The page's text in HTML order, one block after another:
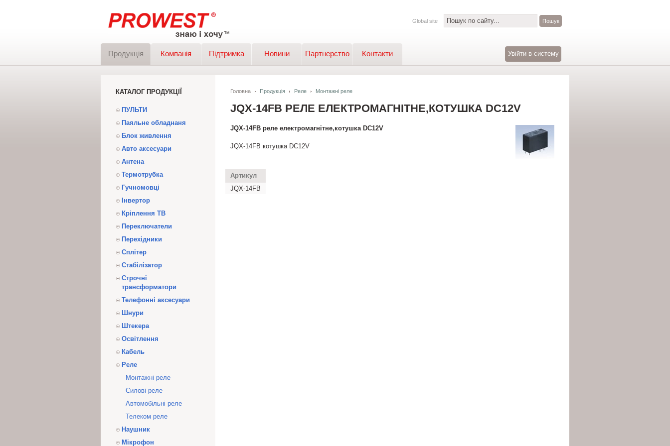
Global site
Продукція Компанія Підтримка Новини Партнерство Контакти Увійти в систему
КАТАЛОГ ПРОДУКЦІЇ
ПУЛЬТИ
Паяльне обладнаня
Блок живлення
Авто аксесуари
Антена
Термотрубка
Гучномовці
Інвертор
Кріплення ТВ
Переключатели
Перехідники
Сплітер
Стабілізатор
Строчні
трансформатори
Телефонні аксесуари
Шнури
Штекера
Освітлення
Кабель
Реле
Монтажні реле
Силові реле
Автомобільні реле
Телеком реле
Наушник
Мікрофон
Головна Продукція Реле Монтажні реле
JQX-14FB РЕЛЕ ЕЛЕКТРОМАГНІТНЕ,КОТУШКА DC12V
JQX-14FB реле електромагнітне,котушка DC12V
JQX-14FB котушка DC12V
Артикул
JQX-14FB